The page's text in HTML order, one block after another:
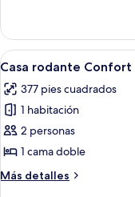
rodante
Premium
Abrir
todas
las
fotos
de
Casa
rodante
Confort
7
Casa rodante Confort
377 pies cuadrados
1 habitación
2 personas
1 cama doble
Más detalles
Más